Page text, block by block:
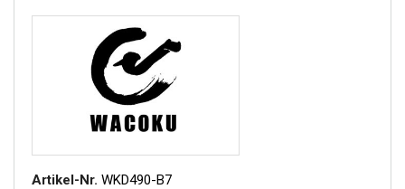
Artikel-Nr. WKD490-B7